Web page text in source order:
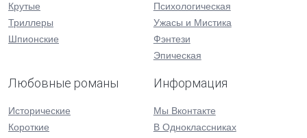
Крутые
Триллеры
Шпионские
Психологическая
Ужасы и Мистика
Фэнтези
Эпическая
Любовные романы
Исторические
Короткие
Информация
Мы Вконтакте
В Одноклассниках